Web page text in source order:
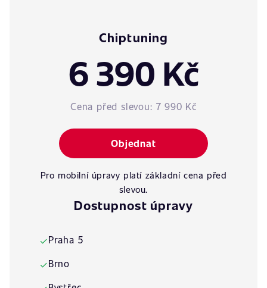
Chiptuning
6 390 Kč
Cena před slevou: 7 990 Kč
Objednat
Pro mobilní úpravy platí základní cena před
slevou.
Dostupnost úpravy
✓Praha 5
✓Brno